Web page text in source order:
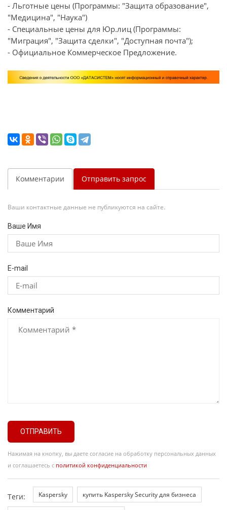
- Льготные цены (Программы: "Защита образование",
"Медицина", "Наука")
- Специальные цены для Юр.лиц (Программы:
"Миграция", "Защита сделки", "Доступная почта");
- Официальное Коммерческое Предложение.
Комментарии Отправить запрос
Ваши контактные данные не публикуются на сайте.
Ваше Имя
E-mail
Комментарий
ОТПРАВИТЬ
Нажимая на кнопку, вы даете согласие на обработку персональных данных
и соглашаетесь с политикой конфиденциальности
Теги: Kaspersky купить Kaspersky Security для бизнеса